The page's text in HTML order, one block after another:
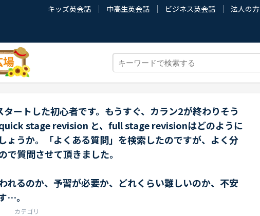
キッズ英会話 中高生英会話 ビジネス英会話 法人の方
ートした初心者です。もうすぐ、カラン2が終わりそう
stage revision と、full stage revisionはどのように
ょうか。「よくある質問」を検索したのですが、よく分
で質問させて頂きました。
れるのか、予習が必要か、どれくらい難しいのか、不安
…。
カテゴリ